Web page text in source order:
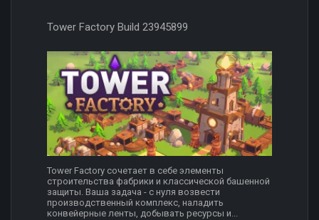
Tower Factory Build 23945899
Tower Factory сочетает в себе элементы
строительства фабрики и классической башенной
защиты. Ваша задача - с нуля возвести
производственный комплекс, наладить
конвейерные ленты, добывать ресурсы и...